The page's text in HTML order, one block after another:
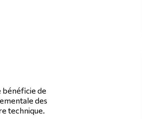
bénéficie de
des
technique.